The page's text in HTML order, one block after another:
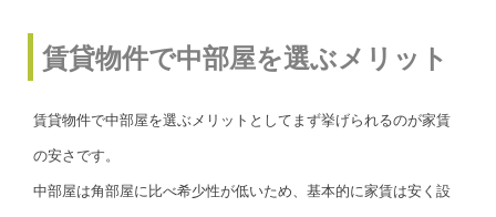
賃貸物件で中部屋を選ぶメリット
賃貸物件で中部屋を選ぶメリットとしてまず挙げられるのが家賃
の安さです。
中部屋は角部屋に比べ希少性が低いため、基本的に家賃は安く設